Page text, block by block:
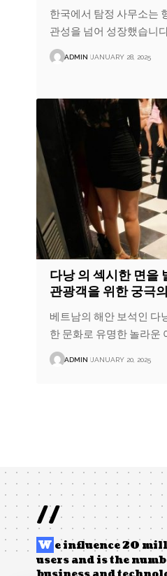
한국에서 탐정 사무소는
관성을 넘어 성장했습니
ADMIN JANUARY 28, 2025
다낭 의 섹시한 면을
관광객을 위한 궁극
베트남의 해안 보석인 다
한 문화로 유명한 놀라운
ADMIN JANUARY 20, 2025
//
W e influence 20
users and is the